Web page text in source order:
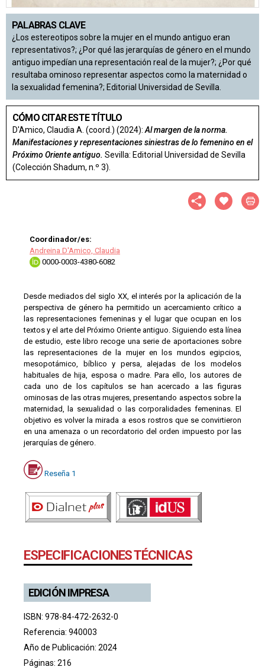
PALABRAS CLAVE
¿Los estereotipos sobre la mujer en el mundo antiguo eran
representativos?; ¿Por qué las jerarquías de género en el mundo
antiguo impedían una representación real de la mujer?; ¿Por qué
resultaba ominoso representar aspectos como la maternidad o
la sexualidad femenina?; Editorial Universidad de Sevilla.
CÓMO CITAR ESTE TÍTULO
D'Amico, Claudia A. (coord.) (2024):Al margen de la norma.
Manifestaciones y representaciones siniestras de lo femenino en el
Próximo Oriente antiguo. Sevilla: Editorial Universidad de Sevilla
(Colección Shadum, n.º 3).
Coordinador/es:
Andreina D'Amico, Claudia
0000-0003-4380-6082
Desde mediados del siglo XX, el interés por la aplicación de la
perspectiva de género ha permitido un acercamiento crítico a
las representaciones femeninas y el lugar que ocupan en los
textos y el arte del Próximo Oriente antiguo. Siguiendo esta línea
de estudio, este libro recoge una serie de aportaciones sobre
las representaciones de la mujer en los mundos egipcios,
mesopotámico, bíblico y persa, alejadas de los modelos
habituales de hija, esposa o madre. Para ello, los autores de
cada uno de los capítulos se han acercado a las figuras
ominosas de las otras mujeres, presentando aspectos sobre la
maternidad, la sexualidad o las corporalidades femeninas. El
objetivo es volver la mirada a esos rostros que se convirtieron
en una amenaza o un recordatorio del orden impuesto por las
jerarquías de género.
Reseña 1
ESPECIFICACIONES TÉCNICAS
EDICIÓN IMPRESA
ISBN: 978-84-472-2632-0
Referencia: 940003
Año de Publicación: 2024
Páginas: 216